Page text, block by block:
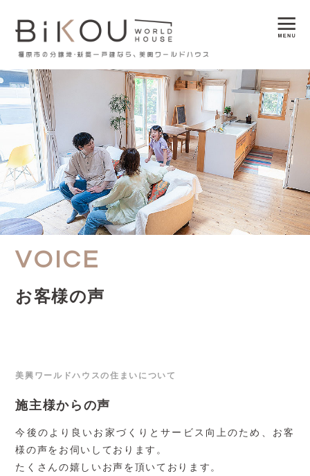
VOICE
お客様の声
美興ワールドハウスの住まいについて
施主様からの声
今後のより良いお家づくりとサービス向上のため、お客
様の声をお伺いしております。
たくさんの嬉しいお声を頂いております。